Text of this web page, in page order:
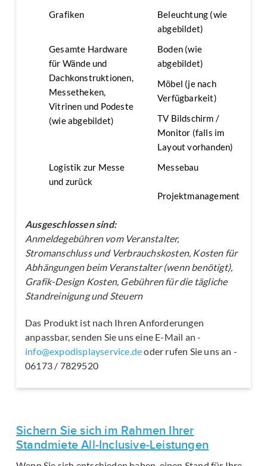
Grafiken
Beleuchtung (wie
abgebildet)
Gesamte Hardware
für Wände und
Dachkonstruktionen,
Messetheken,
Vitrinen und Podeste
(wie abgebildet)
Boden (wie
abgebildet)
Möbel (je nach
Verfügbarkeit)
TV Bildschirm /
Monitor (falls im
Layout vorhanden)
Logistik zur Messe
und zurück
Messebau
Projektmanagement
Ausgeschlossen sind:
Anmeldegebühren vom Veranstalter,
Stromanschluss und Verbrauchskosten, Kosten für
Abhängungen beim Veranstalter (wenn benötigt),
Grafik-Design Kosten, Gebühren für die tägliche
Standreinigung und Steuern
Das Produkt ist nach Ihren Anforderungen
anpassbar, senden Sie uns eine E-Mail an -
info@expodisplayservice.deoder rufen Sie uns an -
06173 / 7829520
Sichern Sie sich im Rahmen Ihrer
Standmiete All-Inclusive-Leistungen